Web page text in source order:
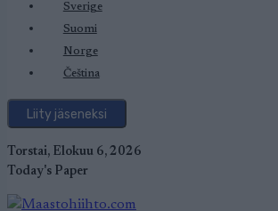
Sverige
Suomi
Norge
Čeština
Liity jäseneksi
Torstai, Elokuu 6, 2026
Today's Paper